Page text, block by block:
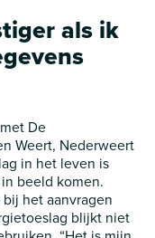
als ik
De
Weert, Nederweert
in het leven is
beeld komen.
het aanvragen
blijkt niet